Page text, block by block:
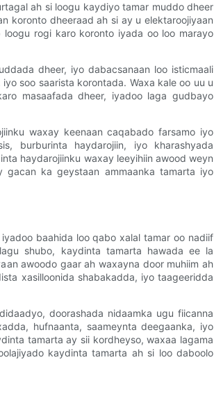
ah si loogu kaydiyo tamar muddo dheer
koronto dheeraad ah si ay u elektaroojiyaan
rogi karo koronto iyada oo loo marayo
dheer, iyo dabacsanaan loo isticmaali
soo saarista korontada. Waxa kale oo uu u
masaafada dheer, iyadoo laga gudbayo
waxay keenaan caqabado farsamo iyo
burburinta haydarojiin, iyo kharashyada
haydarojiinku waxay leeyihiin awood weyn
ka geystaan ​​​​ammaanka tamarta iyo
baahida loo qabo xalal tamar oo nadiif
shubo, kaydinta tamarta hawada ee la
awoodo gaar ah waxayna door muhiim ah
xasilloonida shabakadda, iyo taageeridda
doorashada nidaamka ugu fiicanna
hufnaanta, saameynta deegaanka, iyo
tamarta ay sii kordheyso, waxaa lagama
kaydinta tamarta ah si loo daboolo